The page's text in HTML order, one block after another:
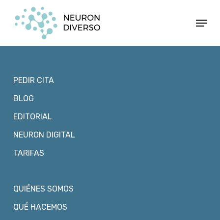
principal
Menú
PEDIR CITA
BLOG
EDITORIAL
NEURON DIGITAL
TARIFAS
QUIÉNES SOMOS
QUÉ HACEMOS